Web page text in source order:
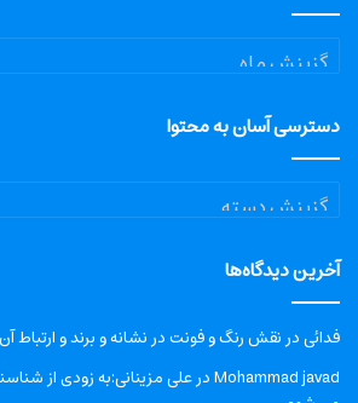
آرشیو
دسترسی آسان به محتوا
دسترسی
آسان
محتوا
آخرین دیدگاه‌ها
فدائیدرنقش رنگ و فونت در نشانه و برند و ارتباط
Mohammad javadدرعلی مزینانی:به زودی از